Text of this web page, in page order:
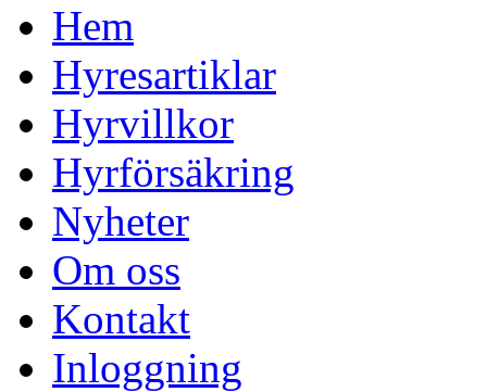
Hem
Hyresartiklar
Hyrvillkor
Hyrförsäkring
Nyheter
Om oss
Kontakt
Inloggning